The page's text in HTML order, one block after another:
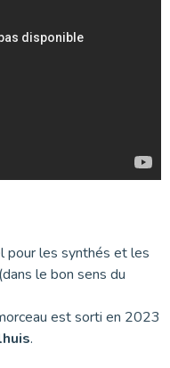
pour les synthés et les
le bon sens du
est sorti en 2023
.